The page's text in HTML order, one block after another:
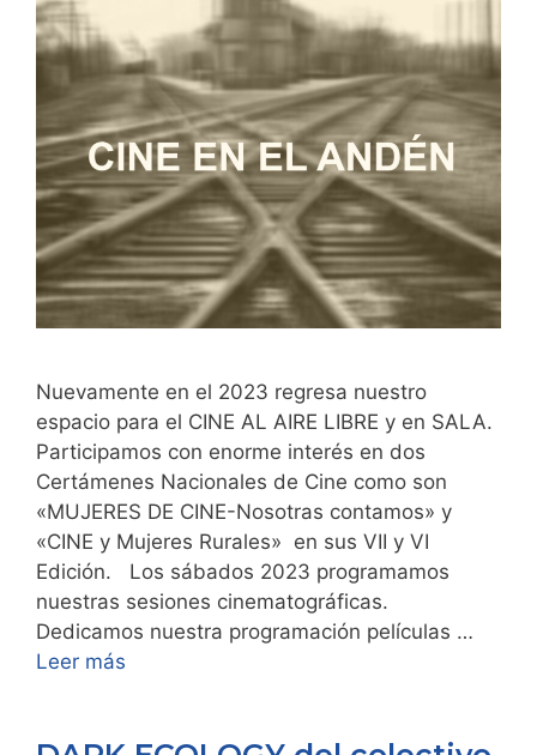
Nuevamente en el 2023 regresa nuestro
espacio para el CINE AL AIRE LIBRE y en SALA.
Participamos con enorme interés en dos
Certámenes Nacionales de Cine como son
«MUJERES DE CINE-Nosotras contamos» y
«CINE y Mujeres Rurales» en sus VII y VI
Edición. Los sábados 2023 programamos
nuestras sesiones cinematográficas.
Dedicamos nuestra programación películas …
Leer más